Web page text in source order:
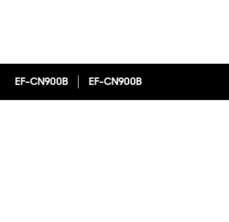
EF-CN900B EF-CN900B